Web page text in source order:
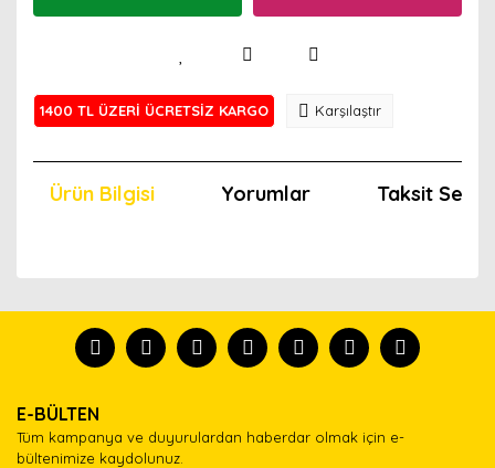
1400 TL ÜZERİ ÜCRETSİZ KARGO Karşılaştır
Ürün Bilgisi Yorumlar Taksit
tanısın.
formunu kullanarak tarafımıza iletebilirsiniz.
Görüş ve önerileriniz için teşekkür ederiz.
Ürün açıklamasında eksik bilgiler bulunuyor.
Ürün bilgilerinde hatalar bulunuyor.
E-BÜLTEN
Tüm kampanya ve duyurulardan haberdar olmak için e-
bültenimize kaydolunuz.